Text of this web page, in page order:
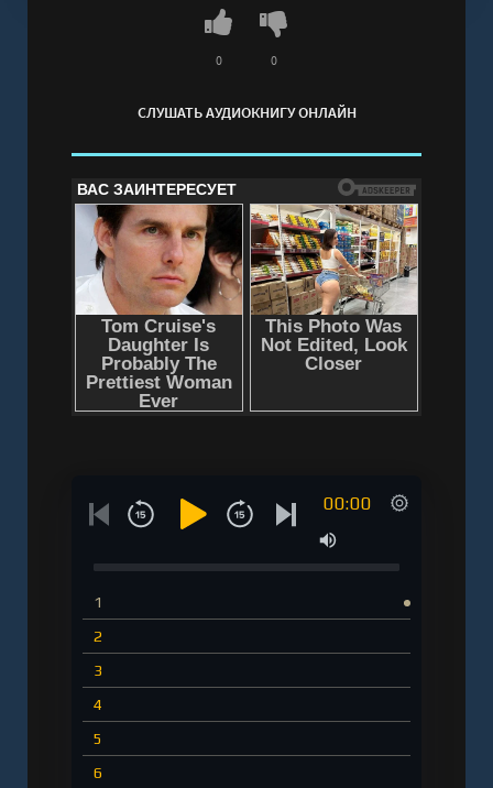
СЛУШАТЬ АУДИОКНИГУ ОНЛАЙН
0 0
00:00
1
2
3
4
5
6